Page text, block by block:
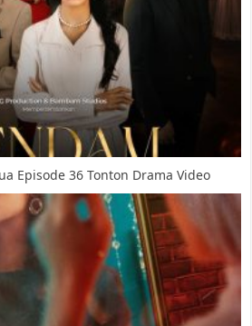
Episode 36 Tonton Drama Video